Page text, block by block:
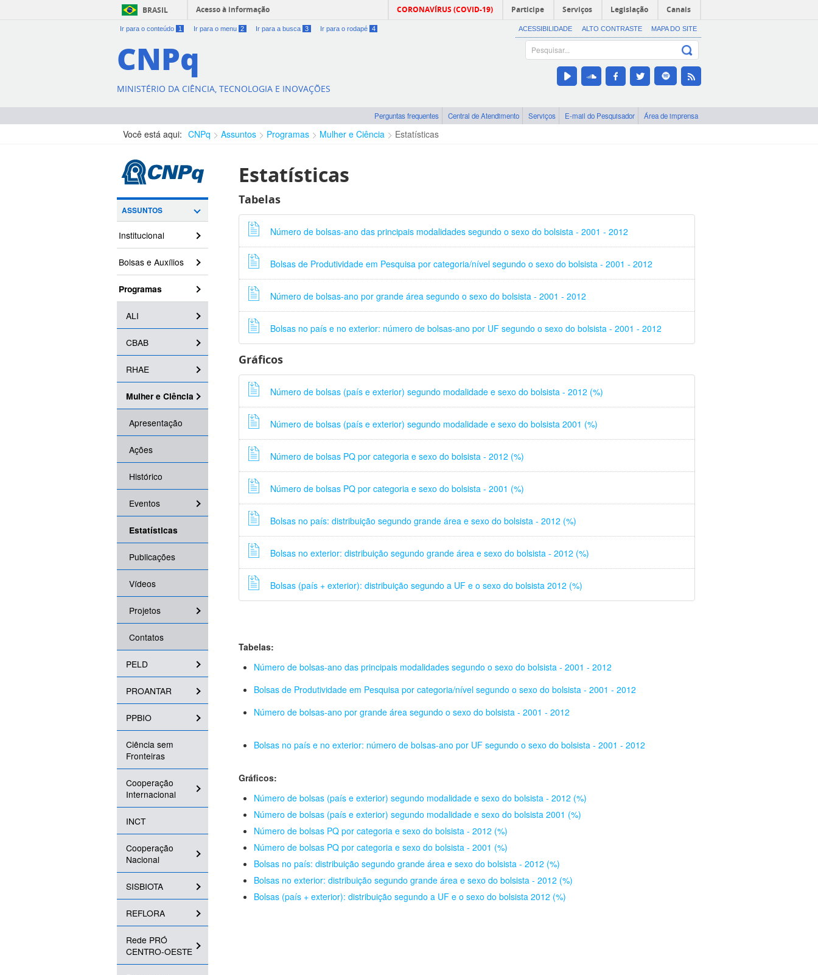
BRASIL Acesso à informação CORONAVÍRUS (COVID-19) Participe Serviços Legislação Canais
Ir para o conteúdo 1 Ir para o menu 2 Ir para a busca 3 Ir para o rodapé 4 ACESSIBILIDADE ALTO CONTRASTE MAPA DO SITE
CNPq
MINISTÉRIO DA CIÊNCIA, TECNOLOGIA E INOVAÇÕES
Perguntas frequentes Central de Atendimento Serviços E-mail do Pesquisador Área de imprensa
Você está aqui: CNPq Assuntos Programas Mulher e Ciência Estatísticas
ASSUNTOS
Institucional
Bolsas e Auxílios
Programas
ALI
CBAB
RHAE
Mulher e Ciência
Apresentação
Ações
Histórico
Eventos
Estatísticas
Publicações
Vídeos
Projetos
Contatos
PELD
PROANTAR
PPBIO
Ciência sem
Fronteiras
Cooperação
Internacional
INCT
Cooperação
Nacional
SISBIOTA
REFLORA
Rede PRÓ
CENTRO-OESTE
Estatísticas
Tabelas
Número de bolsas-ano das principais modalidades segundo o sexo do bolsista - 2001 - 2012
Bolsas de Produtividade em Pesquisa por categoria/nível segundo o sexo do bolsista - 2001 - 2012
Número de bolsas-ano por grande área segundo o sexo do bolsista - 2001 - 2012
Bolsas no país e no exterior: número de bolsas-ano por UF segundo o sexo do bolsista - 2001 - 2012
Gráficos
Número de bolsas (país e exterior) segundo modalidade e sexo do bolsista - 2012 (%)
Número de bolsas (país e exterior) segundo modalidade e sexo do bolsista 2001 (%)
Número de bolsas PQ por categoria e sexo do bolsista - 2012 (%)
Número de bolsas PQ por categoria e sexo do bolsista - 2001 (%)
Bolsas no país: distribuição segundo grande área e sexo do bolsista - 2012 (%)
Bolsas no exterior: distribuição segundo grande área e sexo do bolsista - 2012 (%)
Bolsas (país + exterior): distribuição segundo a UF e o sexo do bolsista 2012 (%)
Tabelas:
Número de bolsas-ano das principais modalidades segundo o sexo do bolsista - 2001 - 2012
Bolsas de Produtividade em Pesquisa por categoria/nível segundo o sexo do bolsista - 2001 - 2012
Número de bolsas-ano por grande área segundo o sexo do bolsista - 2001 - 2012
Bolsas no país e no exterior: número de bolsas-ano por UF segundo o sexo do bolsista - 2001 - 2012
Gráficos:
Número de bolsas (país e exterior) segundo modalidade e sexo do bolsista - 2012 (%)
Número de bolsas (país e exterior) segundo modalidade e sexo do bolsista 2001 (%)
Número de bolsas PQ por categoria e sexo do bolsista - 2012 (%)
Número de bolsas PQ por categoria e sexo do bolsista - 2001 (%)
Bolsas no país: distribuição segundo grande área e sexo do bolsista - 2012 (%)
Bolsas no exterior: distribuição segundo grande área e sexo do bolsista - 2012 (%)
Bolsas (país + exterior): distribuição segundo a UF e o sexo do bolsista 2012 (%)